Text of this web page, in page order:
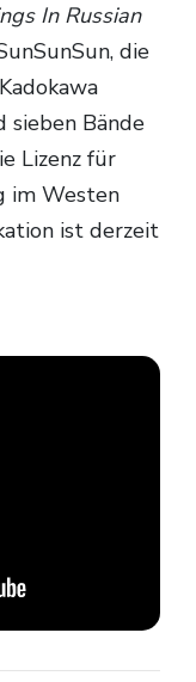
In Russian
die
sieben Bände
Lizenz für
im Westen
ist derzeit